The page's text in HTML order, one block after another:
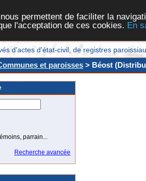
permettent de faciliter la
l'acceptation de ces cookies. En
d'actes d'état-civil, de registres
et paroisses > Béost
parrain...
Recherche avancée